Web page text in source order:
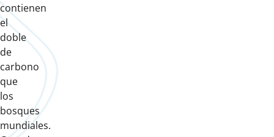
contienen
el
doble
de
carbono
que
los
bosques
mundiales.